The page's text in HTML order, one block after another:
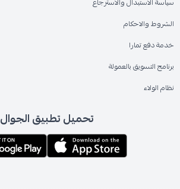
الشروط والاحكام
خدمة دفع تمارا
برنامج التسويق بالعمولة
نظام الولاء
تحميل تطبيق الجوال